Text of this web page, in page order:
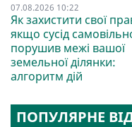
07.08.2026 10:22
Як захистити свої
якщо сусід
порушив межі вашої
земельної ділянки:
алгоритм дій
ПОПУЛЯРНЕ